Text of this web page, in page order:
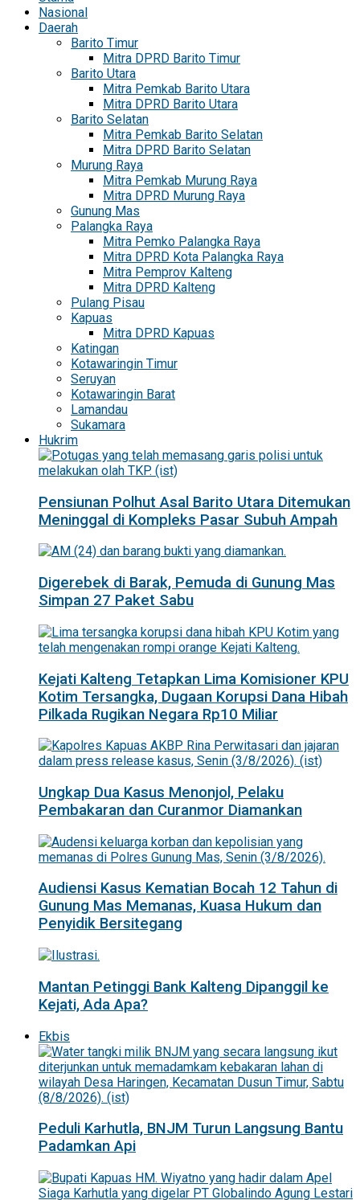
Nasional
Daerah
Barito Timur
Mitra DPRD Barito Timur
Barito Utara
Mitra Pemkab Barito Utara
Mitra DPRD Barito Utara
Barito Selatan
Mitra Pemkab Barito Selatan
Mitra DPRD Barito Selatan
Murung Raya
Mitra Pemkab Murung Raya
Mitra DPRD Murung Raya
Gunung Mas
Palangka Raya
Mitra Pemko Palangka Raya
Mitra DPRD Kota Palangka Raya
Mitra Pemprov Kalteng
Mitra DPRD Kalteng
Pulang Pisau
Kapuas
Mitra DPRD Kapuas
Katingan
Kotawaringin Timur
Seruyan
Kotawaringin Barat
Lamandau
Sukamara
Hukrim
Pensiunan Polhut Asal Barito Utara Ditemukan
Meninggal di Kompleks Pasar Subuh Ampah
Digerebek di Barak, Pemuda di Gunung Mas
Simpan 27 Paket Sabu
Kejati Kalteng Tetapkan Lima Komisioner KPU
Kotim Tersangka, Dugaan Korupsi Dana Hibah
Pilkada Rugikan Negara Rp10 Miliar
Ungkap Dua Kasus Menonjol, Pelaku
Pembakaran dan Curanmor Diamankan
Audiensi Kasus Kematian Bocah 12 Tahun di
Gunung Mas Memanas, Kuasa Hukum dan
Penyidik Bersitegang
Mantan Petinggi Bank Kalteng Dipanggil ke
Kejati, Ada Apa?
Ekbis
Peduli Karhutla, BNJM Turun Langsung Bantu
Padamkan Api